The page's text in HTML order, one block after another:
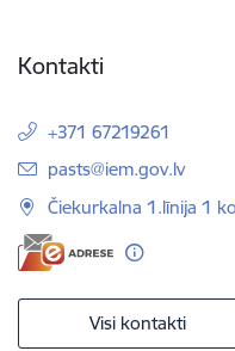
Kontakti
+371 67219261
E-pasts:
pasts@iem.gov.lv
Čiekurkalna 1.līnija 1
Visi kontakti